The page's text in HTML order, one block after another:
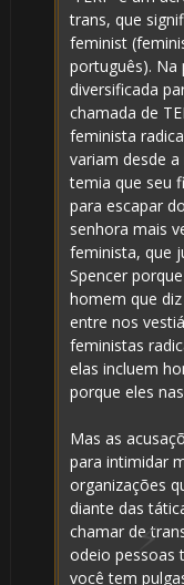
trans, que
feminist
português). Na
diversificada
chamada de
feminista
variam desde
temia que seu
para escapar
senhora mais
feminista, que
Spencer
homem que
entre nos
feministas
elas incluem
porque eles
Mas as
para intimidar
organizações
diante das
chamar de
odeio pessoas
você tem